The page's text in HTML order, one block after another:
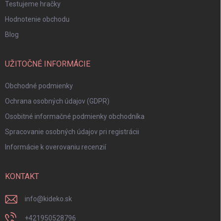
Testujeme hračky
Hodnotenie obchodu
Blog
UŽITOČNÉ INFORMÁCIE
Obchodné podmienky
Ochrana osobných údajov (GDPR)
Osobitné informačné podmienky obchodníka
Spracovanie osobných údajov pri registrácii
Informácie k overovaniu recenzií
KONTAKT
info@kideko.sk
+421950528796